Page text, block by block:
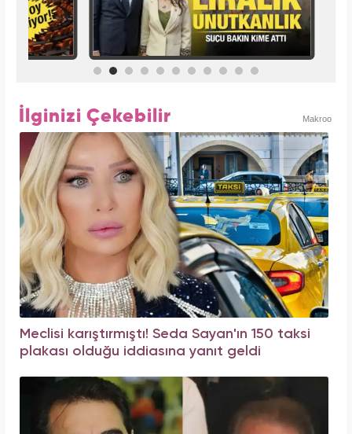
İlginizi Çekebilir Makroo
Meclisi karıştırmıştı! Seda Sayan'ın 150 taksi
plakası olduğu iddiasına yanıt geldi